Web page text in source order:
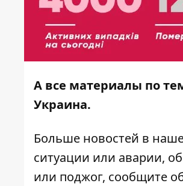
А все материалы по
Украина.
Больше новостей в
ситуации или аварии,
или поджог, сообщите